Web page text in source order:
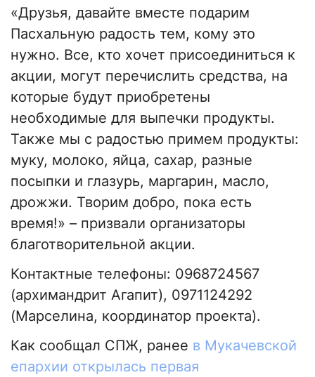
«Друзья, давайте вместе подарим
Пасхальную радость тем, кому это
нужно. Все, кто хочет присоединиться к
акции, могут перечислить средства, на
которые будут приобретены
необходимые для выпечки продукты.
Также мы с радостью примем продукты:
муку, молоко, яйца, сахар, разные
посыпки и глазурь, маргарин, масло,
дрожжи. Творим добро, пока есть
время!» – призвали организаторы
благотворительной акции.
Контактные телефоны: 0968724567
(архимандрит Агапит), 0971124292
(Марселина, координатор проекта).
Как сообщал СПЖ, ранее в Мукачевской
епархии открылась первая